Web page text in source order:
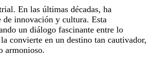
En las últimas décadas, ha
innovación y cultura. Esta
un diálogo fascinante entre lo
convierte en un destino tan cautivador,
armonioso.